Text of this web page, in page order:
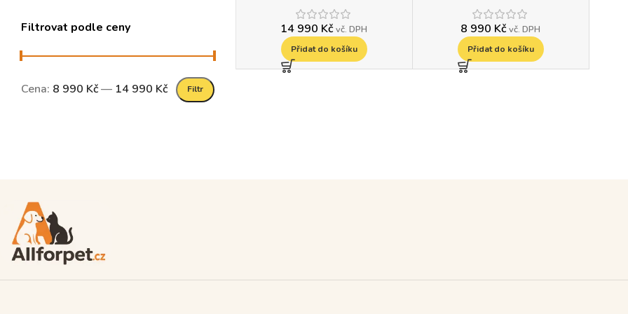
Filtrovat podle ceny
Filtr
Cena: 8 990 Kč— 14 990 Kč
14 990 Kč vč. DPH
Přidat do košíku
8 990 Kč vč. DPH
Přidat do košíku